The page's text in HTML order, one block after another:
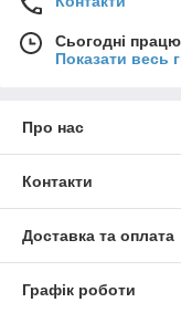
Сьогодні
Показати весь
Про нас
Контакти
Доставка та оплата
Графік роботи